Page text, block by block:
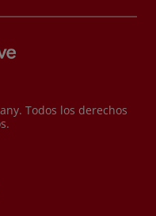
Todos los derechos